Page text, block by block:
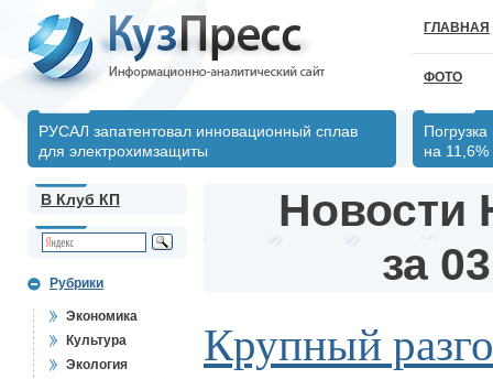
ГЛАВНАЯ
ФОТО
РУСАЛ запатентовал инновационный сплав
для электрохимзащиты
на 11,6%
В Клуб КП
Рубрики
Экономика
Культура
Экология
Новости
за
Крупный